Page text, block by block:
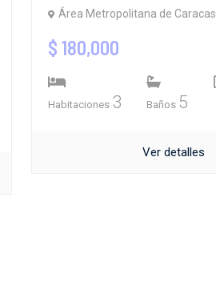
Área Metropolitana de Caracas
$ 180,000
Habitaciones 3 Baños 5
Ver detalles